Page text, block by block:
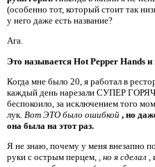
(особенно тот, который стоит так
у него даже есть название?
Ага.
Это называется Hot Pepper Hands
Когда мне было 20, я работал в
каждый день нарезали СУПЕР
беспокоило, за исключением того
лук. Вот ЭТО было ошибкой , но
она была на этот раз.
Я не знаю, почему у меня внезапно
руки с острым перцем, , но я сделал ,